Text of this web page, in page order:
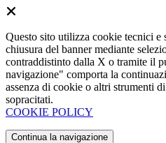
Questo sito utilizza cookie tecnici e
chiusura del banner mediante
contraddistinto dalla X o tramite il
navigazione" comporta la
assenza di cookie o altri strumenti
sopracitati.
COOKIE POLICY
Continua la navigazione